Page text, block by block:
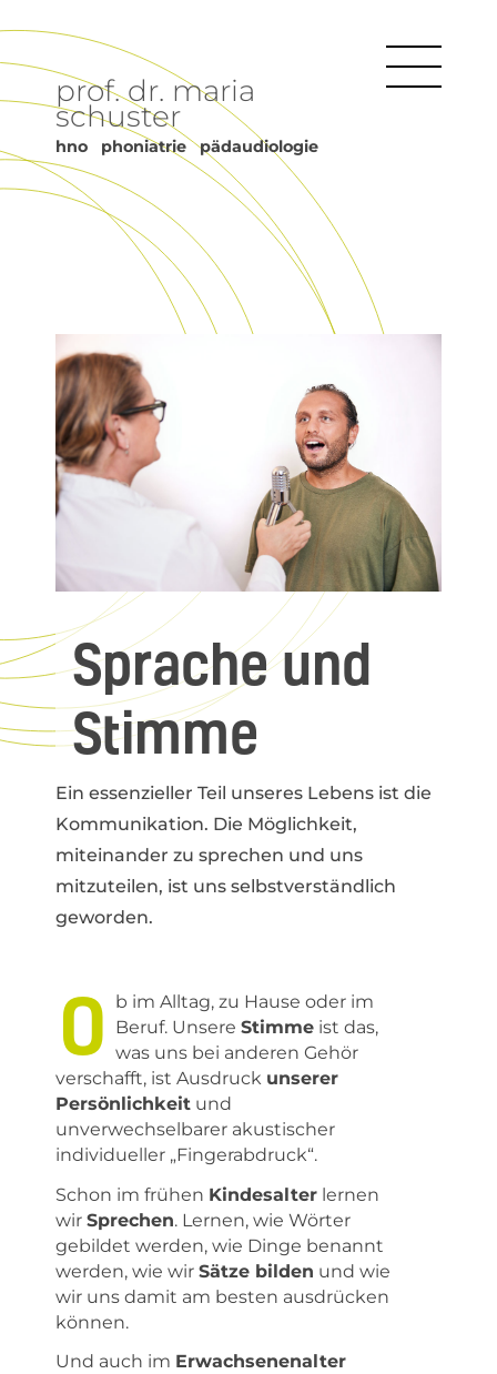
prof. dr. maria
schuster
hno phoniatrie pädaudiologie
Sprache und
Stimme
Ein essenzieller Teil unseres Lebens ist die
Kommunikation. Die Möglichkeit,
miteinander zu sprechen und uns
mitzuteilen, ist uns selbstverständlich
geworden.
O
b im Alltag, zu Hause oder im
Beruf. Unsere Stimme ist das,
was uns bei anderen Gehör
verschafft, ist Ausdruck unserer
Persönlichkeit und
unverwechselbarer akustischer
individueller „Fingerabdruck“.
Schon im frühen Kindesalter lernen
wir Sprechen. Lernen, wie Wörter
gebildet werden, wie Dinge benannt
werden, wie wir Sätze bilden und wie
wir uns damit am besten ausdrücken
können.
Und auch im Erwachsenenalter